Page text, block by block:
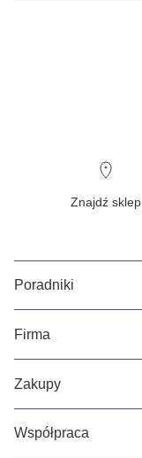
Znajdź sklep
Poradniki
Firma
Zakupy
Współpraca